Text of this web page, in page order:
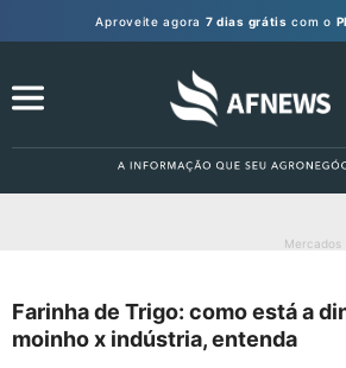
Aproveite agora 7 dias grátis com o
Mercados
Farinha de Trigo: como está a
moinho x indústria, entenda